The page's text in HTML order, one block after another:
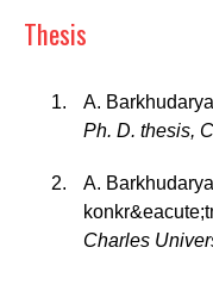
Thesis
A.
Ph. D. thesis,
A.
Charles